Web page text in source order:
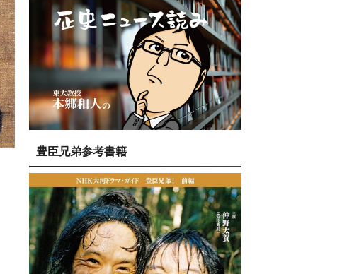
豊臣兄弟参考書籍